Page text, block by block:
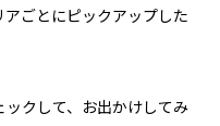
ごとにピックアップした
クして、お出かけしてみ